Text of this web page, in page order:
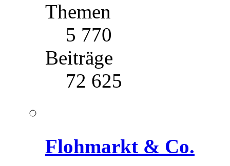
Themen
5 770
Beiträge
72 625
Flohmarkt & Co.